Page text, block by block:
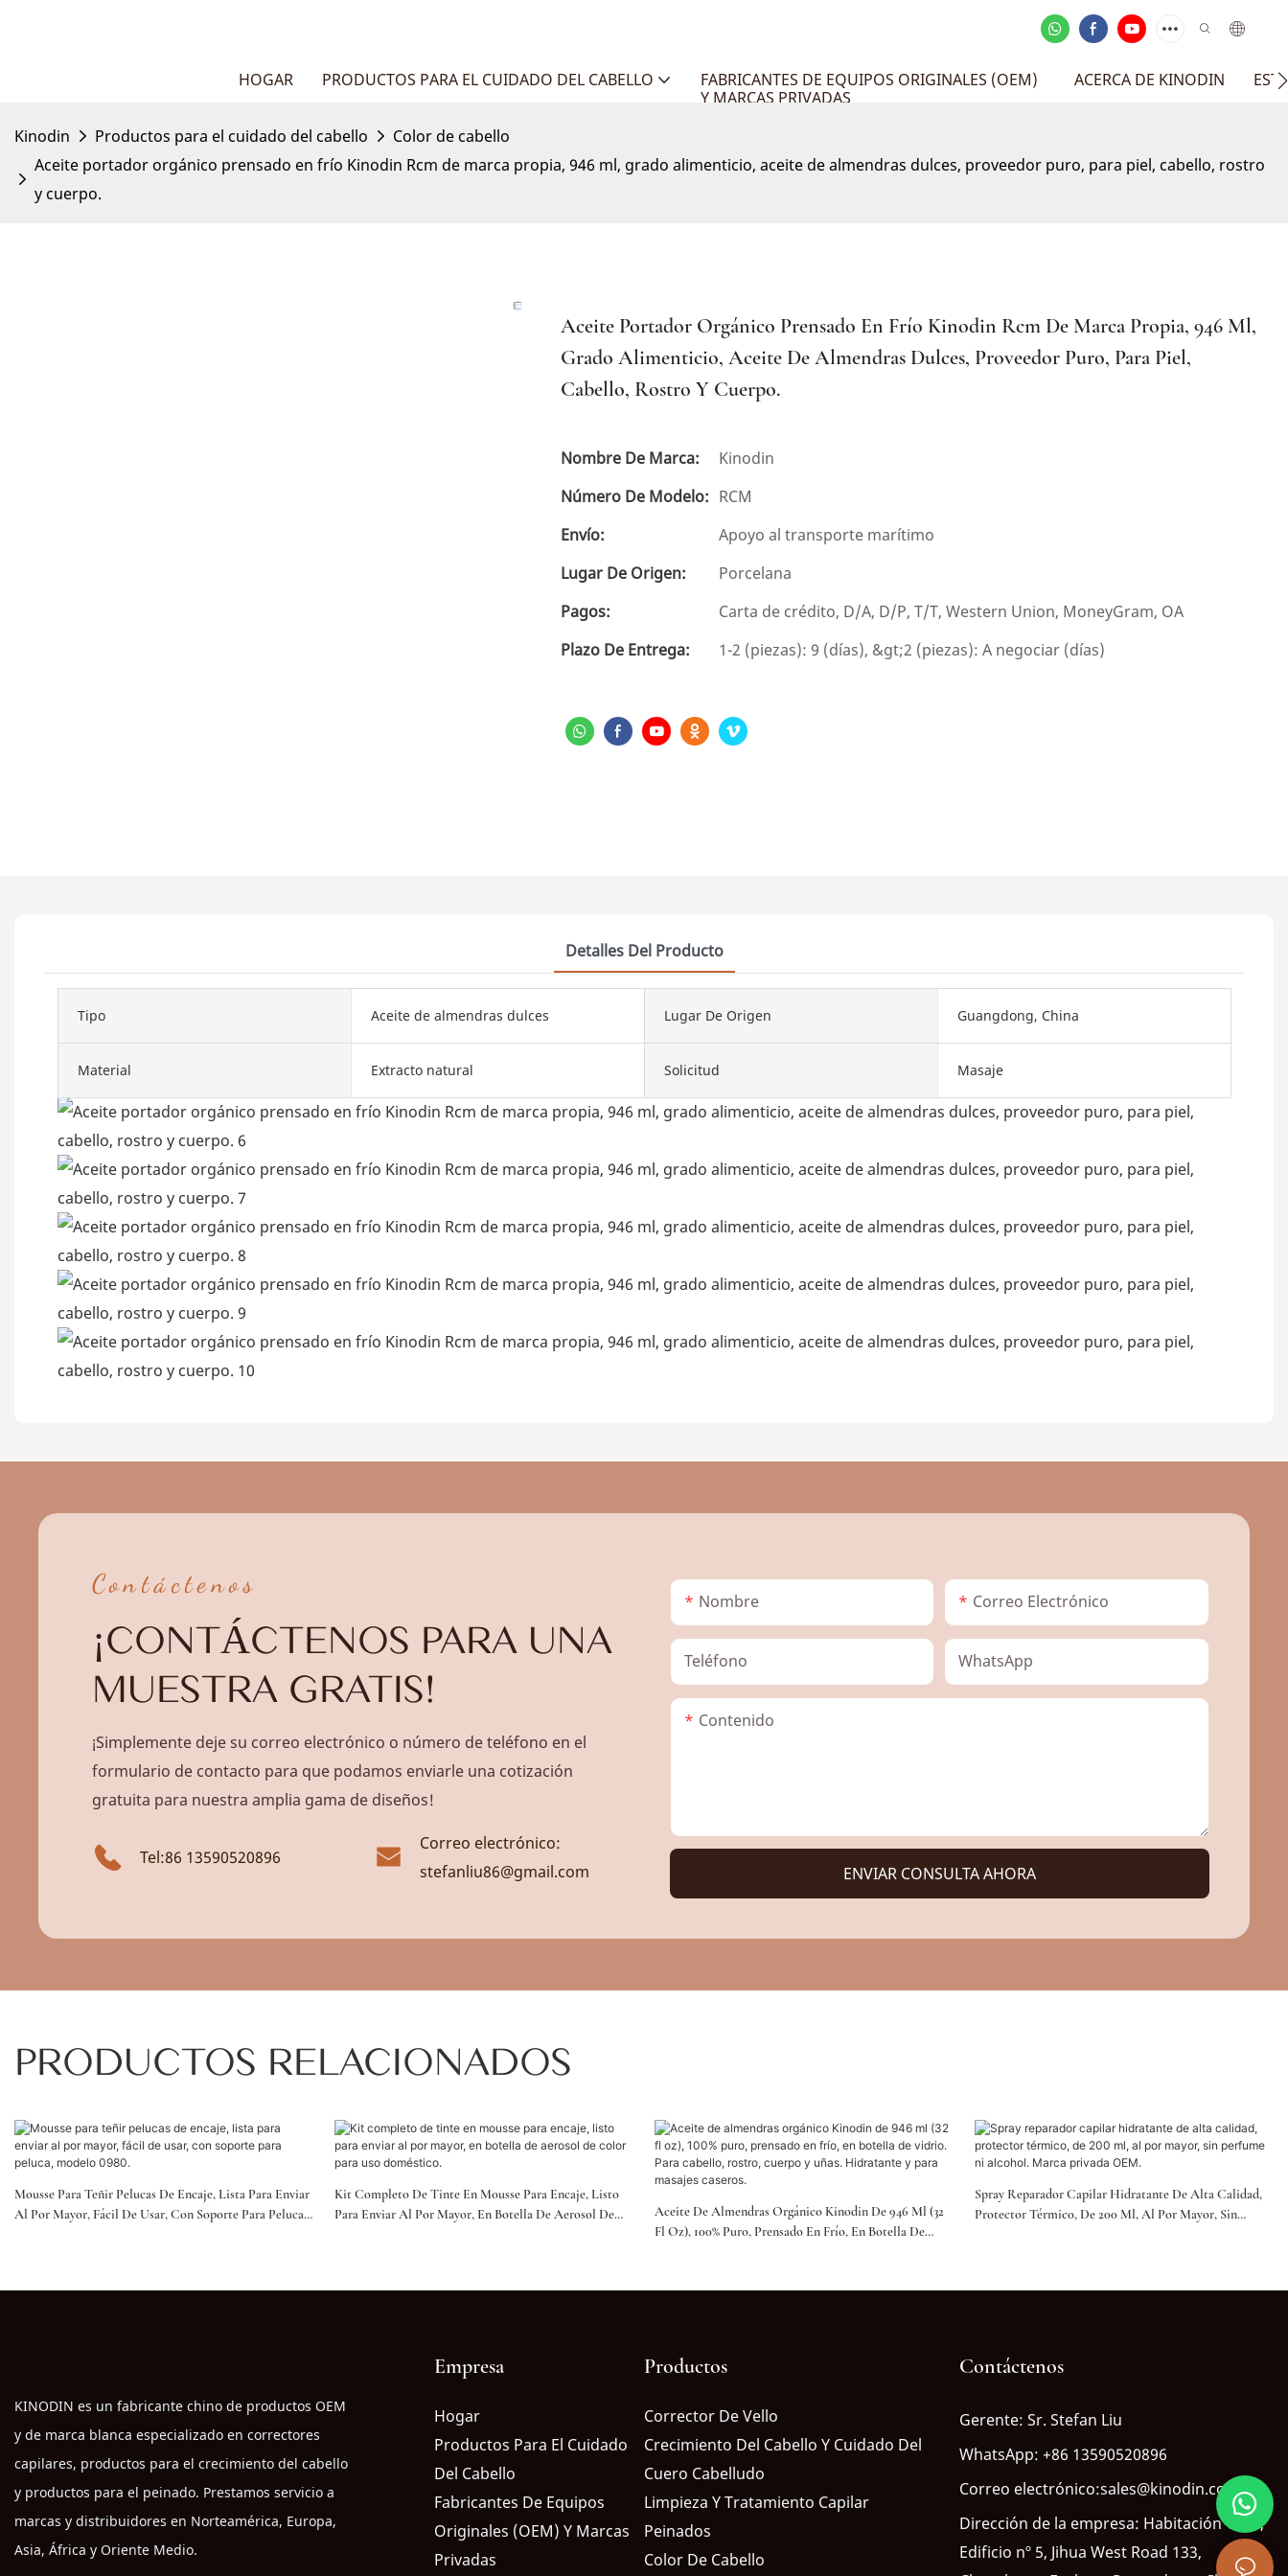
HOGAR PRODUCTOS PARA EL CUIDADO DEL CABELLO
FABRICANTES DE EQUIPOS ORIGINALES (OEM)
Y MARCAS PRIVADAS
ACERCA DE KINODIN
Kinodin Productos para el cuidado del cabello
Color de cabello
Aceite portador orgánico prensado en frío Kinodin Rcm de marca propia, 946 ml, grado alimenticio, aceite de almendras dulces, proveedor puro, para piel, cabello, rostro
y cuerpo.
Aceite Portador Orgánico Prensado En Frío Kinodin Rcm De Marca Propia, 946 Ml,
Grado Alimenticio, Aceite De Almendras Dulces, Proveedor Puro, Para Piel,
Cabello, Rostro Y Cuerpo.
Nombre De Marca:
Kinodin
Número De Modelo: RCM
Envío:
Apoyo al transporte marítimo
Lugar De Origen:
Porcelana
Pagos:
Carta de crédito, D/A, D/P, T/T, Western Union, MoneyGram, OA
Plazo De Entrega:
1-2 (piezas): 9 (días), &gt;2 (piezas): A negociar (días)
Detalles Del Producto
Tipo Aceite de almendras dulces Lugar De Origen Guangdong, China
Material Extracto natural Solicitud Masaje
Contáctenos
¡CONTÁCTENOS PARA UNA
MUESTRA GRATIS!
¡Simplemente deje su correo electrónico o número de teléfono en el
formulario de contacto para que podamos enviarle una cotización
gratuita para nuestra amplia gama de diseños!
Tel:86 13590520896
Correo electrónico:
stefanliu86@gmail.com
Nombre Correo Electrónico
Teléfono WhatsApp
Contenido
ENVIAR CONSULTA AHORA
PRODUCTOS RELACIONADOS
Mousse Para Teñir Pelucas De Encaje, Lista Para Enviar
Al Por Mayor, Fácil De Usar, Con Soporte Para Peluca,
Kit Completo De Tinte En Mousse Para Encaje, Listo
Para Enviar Al Por Mayor, En Botella De Aerosol De
Aceite De Almendras Orgánico Kinodin De 946 Ml (32
Fl Oz), 100% Puro, Prensado En Frío, En Botella De
Spray Reparador Capilar Hidratante De Alta Calidad,
Protector Térmico, De 200 Ml, Al Por Mayor, Sin
KINODIN es un fabricante chino de productos OEM
y de marca blanca especializado en correctores
capilares, productos para el crecimiento del cabello
y productos para el peinado. Prestamos servicio a
marcas y distribuidores en Norteamérica, Europa,
Asia, África y Oriente Medio.
Empresa
Hogar
Productos Para El Cuidado
Del Cabello
Fabricantes De Equipos
Originales (OEM) Y Marcas
Privadas
Productos
Corrector De Vello
Crecimiento Del Cabello Y Cuidado Del
Cuero Cabelludo
Limpieza Y Tratamiento Capilar
Peinados
Color De Cabello
Contáctenos
Gerente: Sr. Stefan Liu
WhatsApp: +86 13590520896
Correo electrónico:sales@kinodin.com
Dirección de la empresa: Habitación 1402,
Edificio nº 5, Jihua West Road 133,